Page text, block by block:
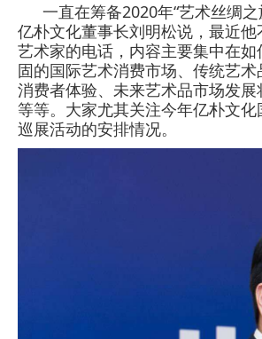
一直在筹备2020年“艺术丝绸
亿朴文化董事长刘明松说，最近
艺术家的电话，内容主要集中在
固的国际艺术消费市场、传统艺
消费者体验、未来艺术品市场发
等等。大家尤其关注今年亿朴文
巡展活动的安排情况。